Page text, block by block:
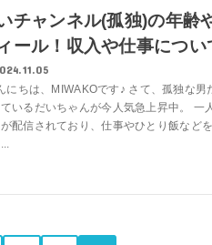
チャンネル(孤独)の年齢
ール！収入や仕事につい
にちは、MIWAKOです♪ さて、孤独な男
いるだいちゃんが今人気急上昇中。 一
が配信されており、仕事やひとり飯など